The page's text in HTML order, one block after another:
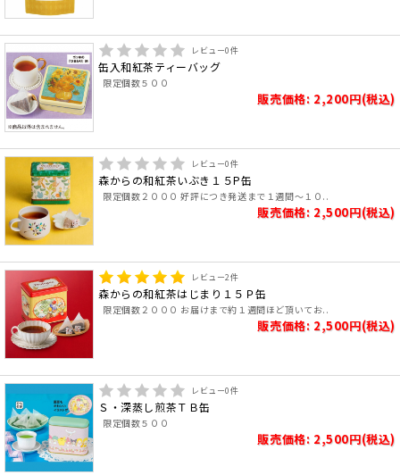
レビュー0件
缶入和紅茶ティーバッグ
限定個数５００
販売価格: 2,200円(税込)
レビュー0件
森からの和紅茶いぶき１５P缶
限定個数２０００ 好評につき発送まで１週間～１０..
販売価格: 2,500円(税込)
レビュー2件
森からの和紅茶はじまり１５Ｐ缶
限定個数２０００ お届けまで約１週間ほど頂いてお..
販売価格: 2,500円(税込)
レビュー0件
Ｓ・深蒸し煎茶ＴＢ缶
限定個数５００
販売価格: 2,500円(税込)